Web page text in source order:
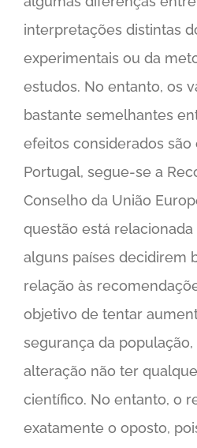
interpretações distintas
experimentais ou da
estudos. No entanto, os
bastante semelhantes
efeitos considerados são
Portugal, segue-se a
Conselho da União
questão está
alguns países decidirem
relação às
objetivo de tentar
segurança da
alteração não ter
científico. No entanto, o
exatamente o oposto,